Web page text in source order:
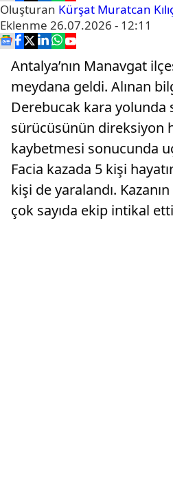
Oluşturan Kürşat Muratcan
Eklenme 26.07.2026 - 12:11
Antalya’nın Manavgat
meydana geldi. Alınan
Derebucak kara
sürücüsünün direksiyon
kaybetmesi sonucunda
Facia kazada 5 kişi
kişi de yaralandı.
çok sayıda ekip intikal